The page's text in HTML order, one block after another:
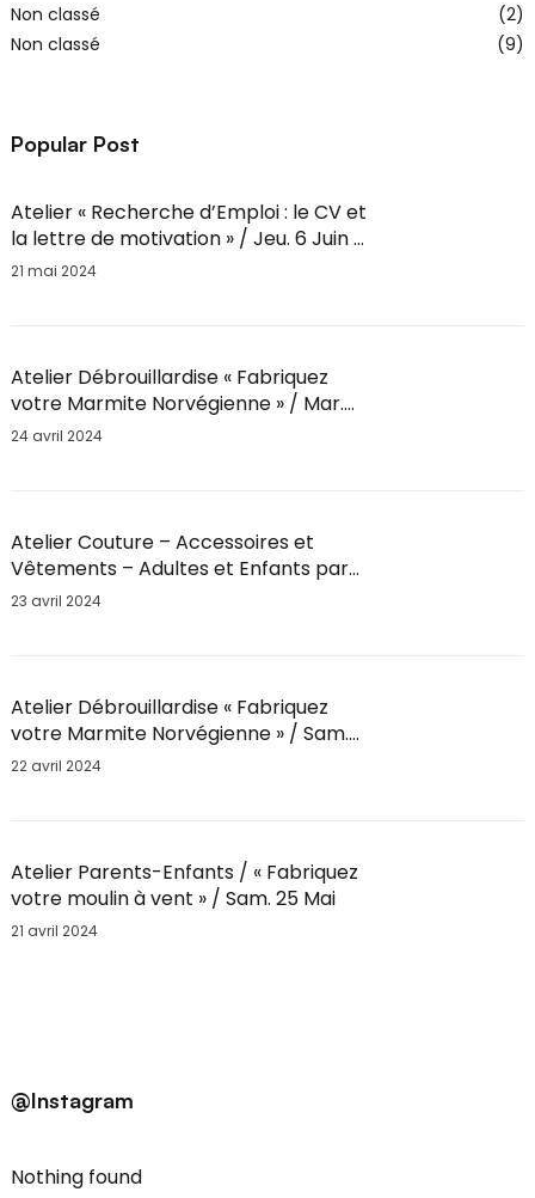
Non classé
(2)
Non classé
(9)
Popular Post
Atelier « Recherche d’Emploi : le CV et
la lettre de motivation » / Jeu. 6 Juin /
14h-16h
21 mai 2024
Atelier Débrouillardise « Fabriquez
votre Marmite Norvégienne » / Mar.
28 Mai / 18h30
24 avril 2024
Atelier Couture – Accessoires et
Vêtements – Adultes et Enfants par
Fil’Ambule – Sam. 25 Mai / 10h
23 avril 2024
Atelier Débrouillardise « Fabriquez
votre Marmite Norvégienne » / Sam.
25 Mai / 9h30
22 avril 2024
Atelier Parents-Enfants / « Fabriquez
votre moulin à vent » / Sam. 25 Mai
21 avril 2024
@Instagram
Nothing found